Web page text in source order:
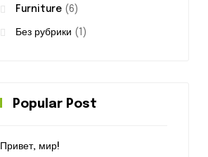
Furniture(6)
Без рубрики (1)
Popular Post
Привет, мир!